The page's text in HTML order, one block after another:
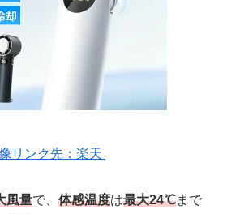
リンク先：楽天
風量で、 体感温度は最大24℃まで